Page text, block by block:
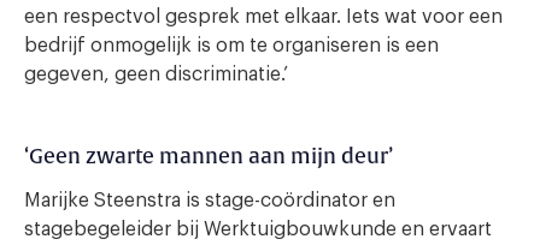
een respectvol gesprek met elkaar. Iets wat voor een
bedrijf onmogelijk is om te organiseren is een
gegeven, geen discriminatie.’
‘Geen zwarte mannen aan mijn deur’
Marijke Steenstra is stage-coördinator en
stagebegeleider bij Werktuigbouwkunde en ervaart